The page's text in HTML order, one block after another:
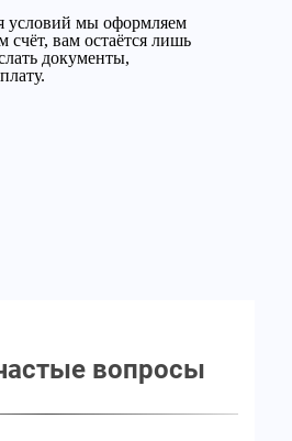
условий мы оформляем
счёт, вам остаётся лишь
документы,
условий мы оформляем
счёт, вам остаётся лишь
документы,
вопросы